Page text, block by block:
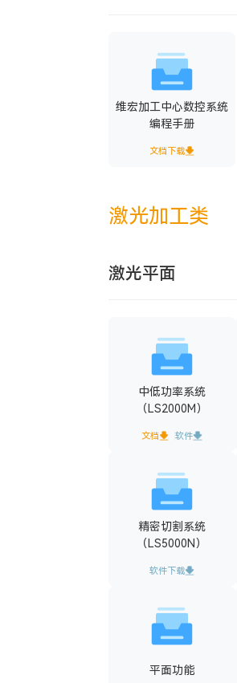
维宏加工中心数控系统
编程手册
文档下载
激光加工类
激光平面
中低功率系统
（LS2000M）
文档 软件
精密切割系统
（LS5000N）
软件下载
平面功能